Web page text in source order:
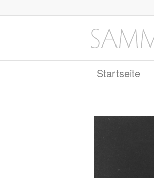
Startseite